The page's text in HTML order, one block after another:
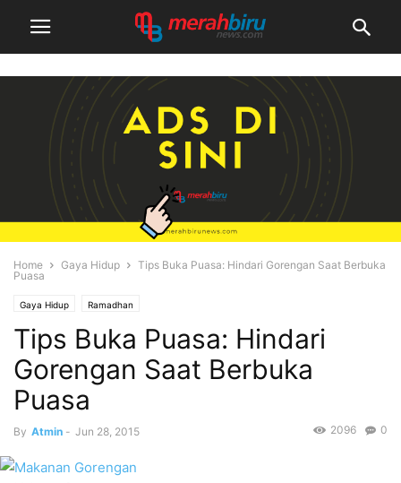
Home Gaya Hidup
Tips Buka Puasa: Hindari Gorengan Saat Berbuka
Puasa
Gaya Hidup Ramadhan
Tips Buka Puasa: Hindari
Gorengan Saat Berbuka
Puasa
By Atmin - Jun 28, 2015 0
2096